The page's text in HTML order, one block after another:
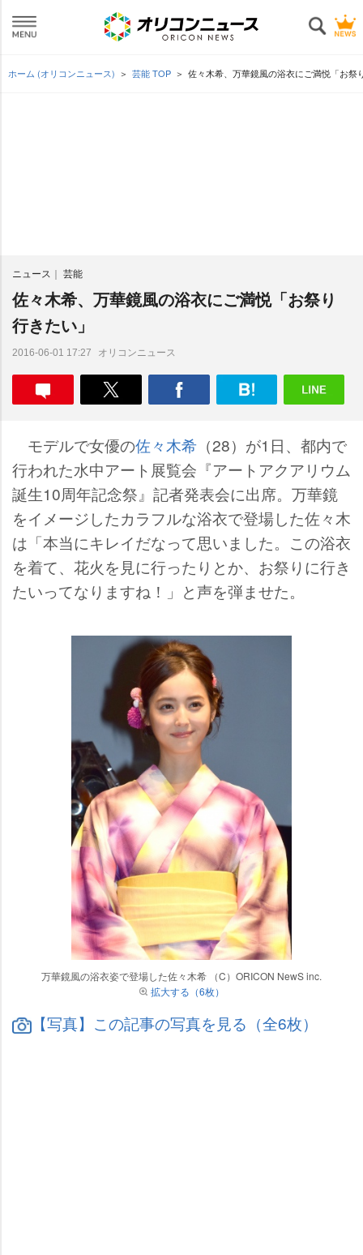
ホーム (オリコンニュース) 芸能 TOP 佐々木希、万華鏡風の浴衣にご満悦「お祭
ニュース 芸能
佐々木希、万華鏡風の浴衣にご満悦「お祭り
行きたい」
2016-06-01 17:27 オリコンニュース
モデルで女優の佐々木希 （28）が1日、都内で
行われた水中アート展覧会『アートアクアリウム
誕生10周年記念祭』記者発表会に出席。万華鏡
をイメージしたカラフルな浴衣で登場した佐々木
は「本当にキレイだなって思いました。この浴衣
を着て、花火を見に行ったりとか、お祭りに行き
たいってなりますね！」と声を弾ませた。
万華鏡風の浴衣姿で登場した佐々木希 （C）ORICON NewS inc.
拡大する（6枚）
【写真】この記事の写真を見る（全6枚）